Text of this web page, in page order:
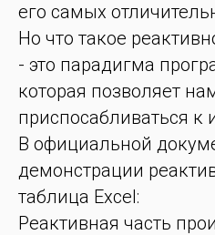
его самых
Но что такое
- это парадигма
которая позволяет
приспосабливаться к
В официальной
демонстрации
таблица Excel:
Реактивная часть